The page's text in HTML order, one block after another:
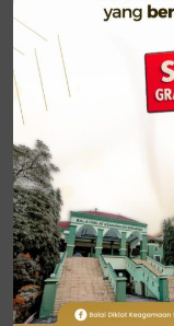
Dalam kerangka
Kementerian
Kemenag
ekoteologi,
pendidikan
pemberdayaan
digitalisasi tata
ditautkan dengan
mewujudkan
cerdas.